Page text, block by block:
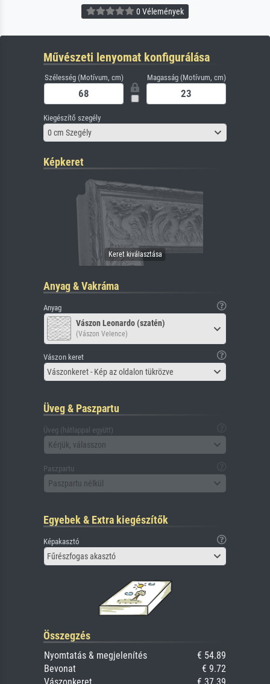
0 Vélemények
Művészeti lenyomat konfigurálása
Szélesség (Motívum, cm) Magasság (Motívum, cm)
Kiegészítő szegély
0 cm Szegély
Képkeret
Anyag & Vakráma
Anyag
Vászon Leonardo (szatén)
(Vászon Velence)
Vászon keret
Vászonkeret - Kép az oldalon tükrözve
Üveg & Paszpartu
Üveg (hátlappal együtt)
Kérjük, válasszon
Paszpartu
Paszpartu nélkül
Egyebek & Extra kiegészítők
Képakasztó
Fűrészfogas akasztó
Összegzés
Nyomtatás & megjelenítés
€ 54.89
Bevonat
€ 9.72